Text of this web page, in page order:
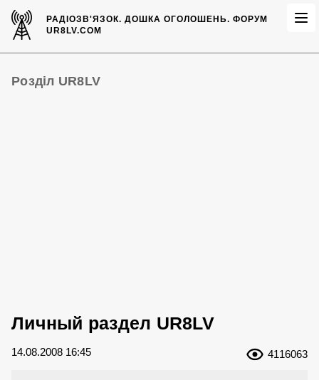
РАДІОЗВ'ЯЗОК.ДОШКА ОГОЛОШЕНЬ. ФОРУМ
UR8LV.COM
Розділ UR8LV
Личный раздел UR8LV
14.08.2008 16:45 4116063